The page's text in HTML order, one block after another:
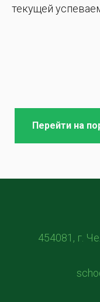
текущей
Перейти на
454081, г.